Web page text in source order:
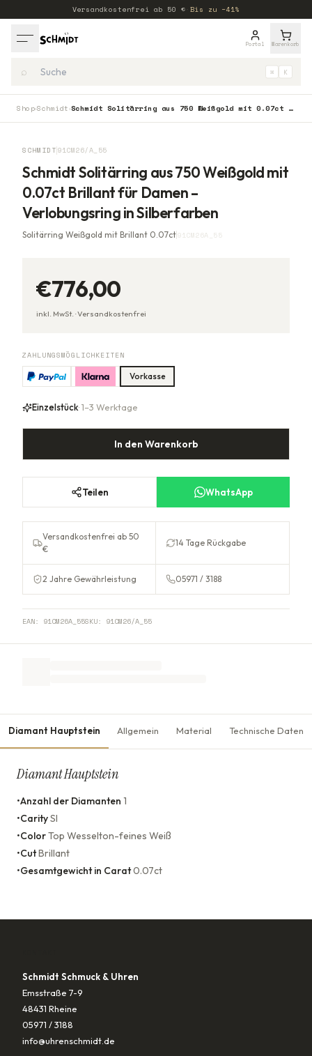
Versandkostenfrei ab 50 € Bis zu −41%
Portal Warenkorb
⌕ ⌘ K
Shop›Schmidt › Schmidt Solitärring aus 750 Weißgold mit 0.07ct Brillant für Damen – Verlobungsring in Silberfarben
SCHMIDT 91CM26/A_55
Schmidt Solitärring aus 750 Weißgold mit
0.07ct Brillant für Damen –
Verlobungsring in Silberfarben
Solitärring Weißgold mit Brillant 0.07ct91CM26A_55
€776,00
inkl. MwSt. ·Versandkostenfrei
ZAHLUNGSMÖGLICHKEITEN
Vorkasse
Einzelstück· 1–3 Werktage
In den Warenkorb
Teilen WhatsApp
Versandkostenfrei ab 50
€
14 Tage Rückgabe
2 Jahre Gewährleistung 05971 / 3188
EAN: 91CM26A_55SKU: 91CM26/A_55
Diamant Hauptstein Allgemein Material Technische Daten
Diamant Hauptstein
•Anzahl der Diamanten 1
•CaritySI
•ColorTop Wesselton-feines Weiß
•CutBrillant
•Gesamtgewicht in Carat0.07ct
Schmidt Schmuck & Uhren
Emsstraße 7-9
48431 Rheine
05971 / 3188
info@uhrenschmidt.de